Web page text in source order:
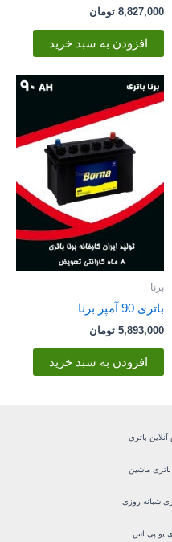
8,827,000 تومان
افزودن به سبد خرید
برنا
باتری 90 آمپر برنا
5,893,000 تومان
افزودن به سبد خرید
باتری
ماشین
شبانه روزی
یو پی اس